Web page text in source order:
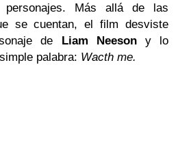
Más allá de las
se cuentan, el film desviste
de Liam Neesony lo
palabra: Wacth me.